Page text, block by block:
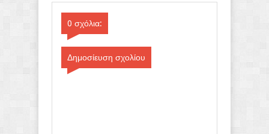
0 σχόλια:
Δημοσίευση σχολίου